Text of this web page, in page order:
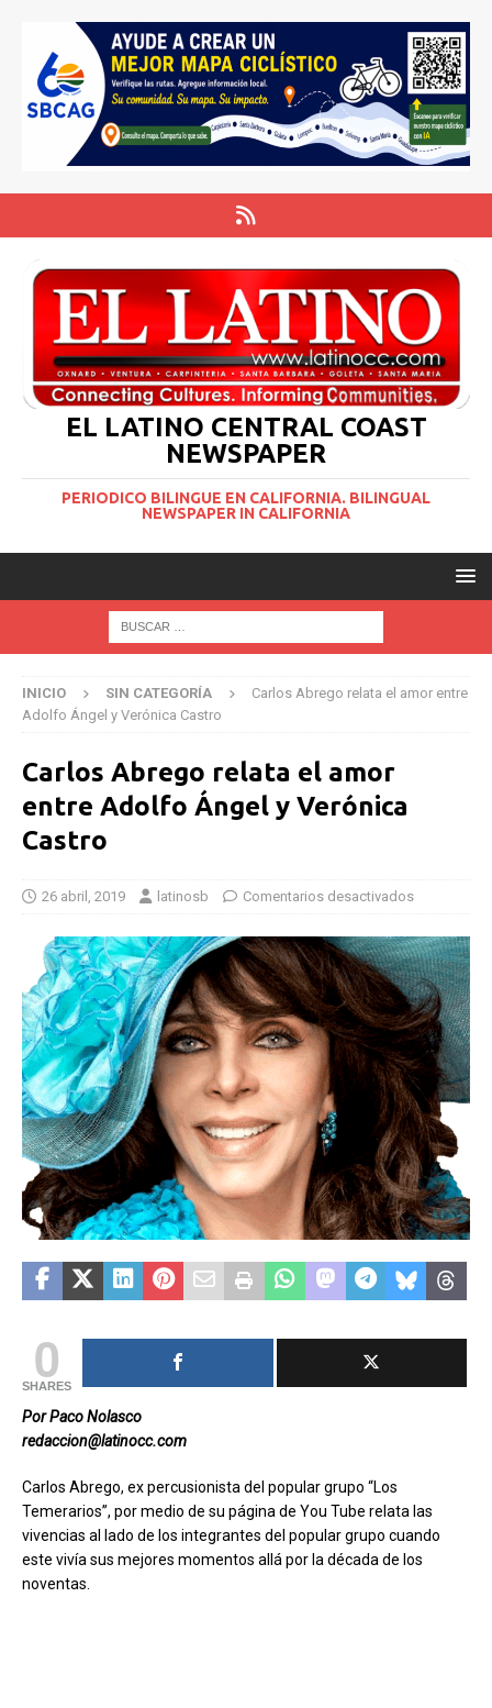
EL LATINO CENTRAL COAST
NEWSPAPER
PERIODICO BILINGUE EN CALIFORNIA. BILINGUAL
NEWSPAPER IN CALIFORNIA
INICIO SIN CATEGORÍA
Carlos Abrego relata el amor entre
Adolfo Ángel y Verónica Castro
Carlos Abrego relata el amor
entre Adolfo Ángel y Verónica
Castro
26 abril, 2019 latinosb Comentarios desactivados
0
SHARES
Por Paco Nolasco
redaccion@latinocc.com
Carlos Abrego, ex percusionista del popular grupo “Los
Temerarios”, por medio de su página de You Tube relata las
vivencias al lado de los integrantes del popular grupo cuando
este vivía sus mejores momentos allá por la década de los
noventas.